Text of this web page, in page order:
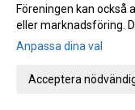
Resultat
Kroppefjällskampen, sönd.
Kenny Kling på besök i
Föreningen kan också
eller marknadsföring.
Anpassa dina val
Acceptera